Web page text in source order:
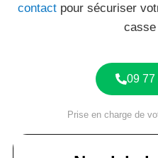
contactpour sécuriser
09 77
Prise en charge de